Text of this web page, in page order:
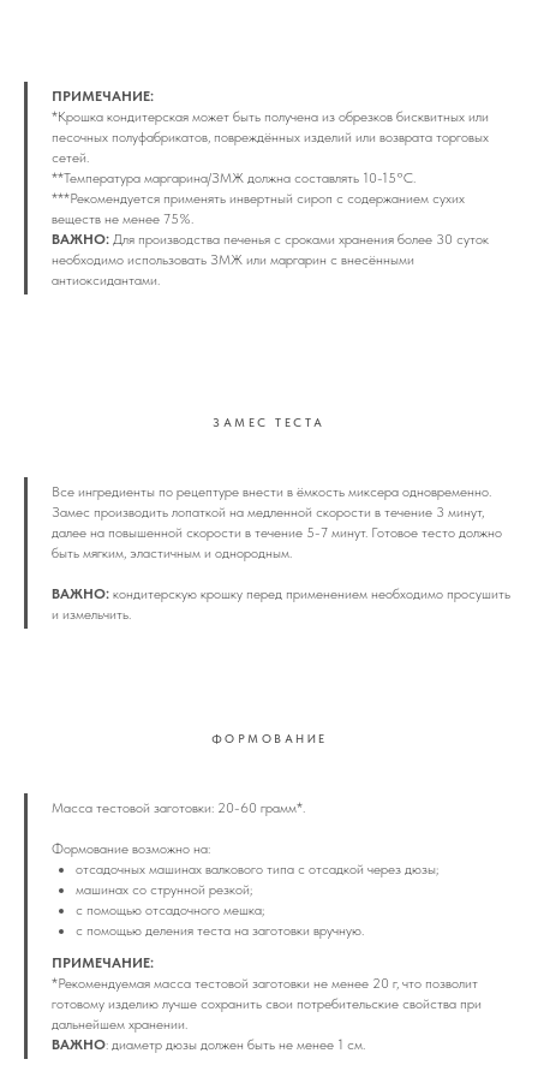
ПРИМЕЧАНИЕ:
*Крошка кондитерская может быть получена из обрезков бисквитных или
песочных полуфабрикатов, повреждённых изделий или возврата торговых
сетей.
**Температура маргарина/ЗМЖ должна составлять 10-15°С.
***Рекомендуется применять инвертный сироп с содержанием сухих
веществ не менее 75%.
ВАЖНО: Для производства печенья с сроками хранения более 30 суток
необходимо использовать ЗМЖ или маргарин с внесёнными
антиоксидантами.
ЗАМЕС ТЕСТА
Все ингредиенты по рецептуре внести в ёмкость миксера одновременно.
Замес производить лопаткой на медленной скорости в течение 3 минут,
далее на повышенной скорости в течение 5-7 минут. Готовое тесто должно
быть мягким, эластичным и однородным.
ВАЖНО: кондитерскую крошку перед применением необходимо просушить
и измельчить.
ФОРМОВАНИЕ
Масса тестовой заготовки: 20-60 грамм*.
Формование возможно на:
отсадочных машинах валкового типа с отсадкой через дюзы;
машинах со струнной резкой;
с помощью отсадочного мешка;
c помощью деления теста на заготовки вручную.
ПРИМЕЧАНИЕ:
*Рекомендуемая масса тестовой заготовки не менее 20 г, что позволит
готовому изделию лучше сохранить свои потребительские свойства при
дальнейшем хранении.
ВАЖНО: диаметр дюзы должен быть не менее 1 см.